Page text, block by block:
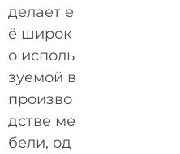
делает е
ё широк
о исполь
зуемой в
произво
дстве ме
бели, од